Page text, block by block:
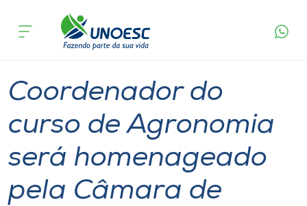
Cursos
Atendimento ao Estudante
Portal de Ensino
acontece
Campos Novos
Coordenador do
curso de Agronomia
será homenageado
pela Câmara de